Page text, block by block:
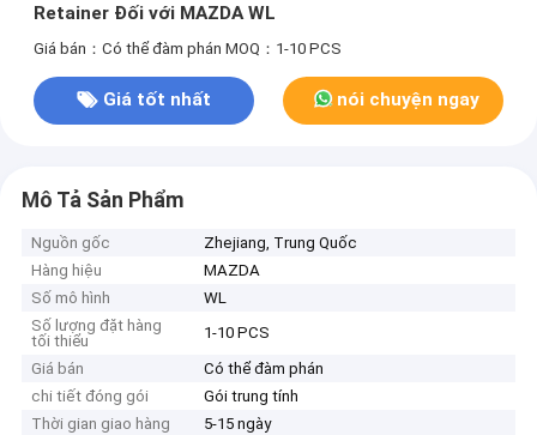
Retainer Đối với MAZDA WL
Giá bán：Có thể đàm phán MOQ：1-10 PCS
Giá tốt nhất nói chuyện ngay
Mô Tả Sản Phẩm
Nguồn gốc
Zhejiang, Trung Quốc
Hàng hiệu
MAZDA
Số mô hình
WL
Số lượng đặt hàng
tối thiểu
1-10 PCS
Giá bán
Có thể đàm phán
chi tiết đóng gói
Gói trung tính
Thời gian giao hàng
5-15 ngày